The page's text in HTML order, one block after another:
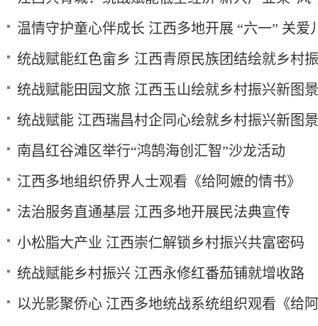
温情守护童心伴成长 江西多地开展 “六一” 关爱
统战赋能红色畲乡 江西青原民族团结绘就乡村
统战赋能田园文旅 江西玉山绘就乡村振兴新图景
统战赋能 江西瑞昌村企同心绘就乡村振兴新图景
南昌红谷滩区举行“鸿鹄海创汇智”沙龙活动
江西多地组织侨界人士观看《给阿嬷的情书》
法治服务直通基层 江西多地开展民法典宣传
小松脂大产业 江西崇仁解锁乡村振兴共富密码
统战赋能乡村振兴 江西永修红番茄铺就增收路
以光影聚侨心 江西多地统战系统组织观看《给